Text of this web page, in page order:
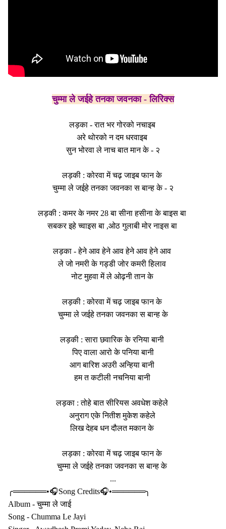
चुम्मा ले जईहे तनका जवनका - लिरिक्स
लड़का - रात भर गोरको नचाइब
अरे थोरको न दम धरवाइब
सुन भोरवा ले नाच बात मान के - २
लड़की : कोरवा में चढ़ जाइब फान के
चुम्मा ले जईहे तनका जवनका स बान्ह के - २
लड़की : कमर के नमर 28 बा सीना हसीना के बाइस बा
सबकर इहे च्वाइस बा ,ओठ गुलाबी मोर नाइस बा
लड़का - हेने आव हेने आव हेने आव हेने आव
ले जो नमरी के गड्डी जोर कमरी हिलाव
नोट मुहवा में ले ओढ़नी तान के
लड़की : कोरवा में चढ़ जाइब फान के
चुम्मा ले जईहे तनका जवनका स बान्ह के
लड़की : सारा छवारिक के रनिया बानी
पिए वाला आरो के पनिया बानी
आग बारिश अउरी अन्हिया बानी
हम त कटीली नचनिया बानी
लड़का : तोहे बात सीरियस अवधेश कहेले
अनुराग एके नितीश मुकेश कहेले
लिख देहब धन दौलत मकान के
लड़का : कोरवा में चढ़ जाइब फान के
चुम्मा ले जईहे तनका जवनका स बान्ह के
...
╭══════•🎧Song Credits🎧•══════╮
Album - चुम्मा ले जाई
Song - Chumma Le Jayi